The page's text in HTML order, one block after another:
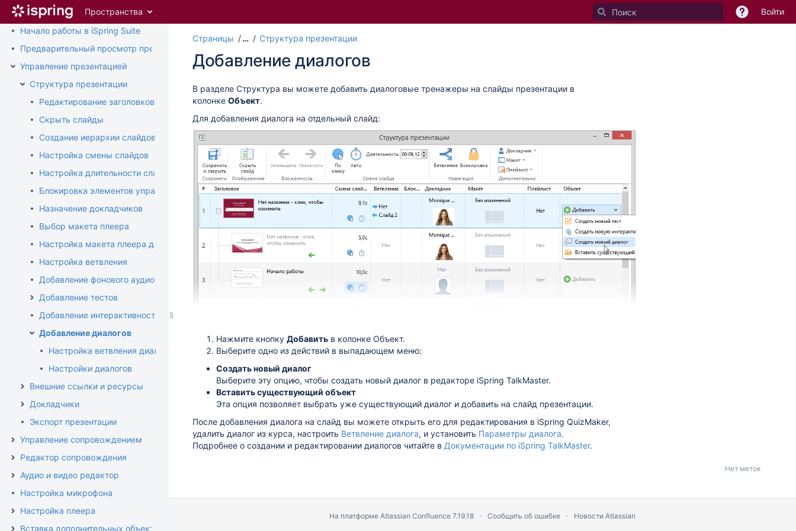
Перейти
главному
assistive.skiplink.to.breadcrumbs
assistive.skiplink.to.header.menu
assistive.skiplink.to.quick.search
Пространства Войти
Установка и активация iSpring Suite
Начало работы в iSpring Suite
Предварительный просмотр презентации
Управление презентацией
Структура презентации
Редактирование заголовков слайдов
Скрыть слайды
Создание иерархии слайдов
Настройка смены слайдов
Настройка длительности слайда
Блокировка элементов управления
Назначение докладчиков
Выбор макета плеера
Настройка макета плеера для видеолекций
Настройка ветвления
Добавление фонового аудио
Добавление тестов
Добавление интерактивностей
Добавление диалогов
Настройка ветвления диалогов
Настройки диалогов
Внешние ссылки и ресурсы
Докладчики
Экспорт презентации
Управление сопровождением
Редактор сопровождения
Аудио и видео редактор
Настройка микрофона
Настройка плеера
Вставка дополнительных объектов
Страницы … Структура презентации
концу
Добавление диалогов
В разделе Структура вы можете добавить диалоговые тренажеры на слайды презентации в
колонке Объект.
Для добавления диалога на отдельный слайд:
Нажмите кнопку Добавить в колонке Объект.
Выберите одно из действий в выпадающем меню:
Создать новый диалог
Выберите эту опцию, чтобы создать новый диалог в редакторе iSpring TalkMaster.
Вставить существующий объект
Эта опция позволяет выбрать уже существующий диалог и добавить на слайд презентации.
После добавления диалога на слайд вы можете открыть его для редактирования в iSpring QuizMaker,
удалить диалог из курса, настроить Ветвление диалога, и установить Параметры диалога.
Подробнее о создании и редактировании диалогов читайте в Документации по iSpring TalkMaster.
Нет меток
На платформе Atlassian Confluence 7.19.18 Сообщить об ошибке Новости Atlassian